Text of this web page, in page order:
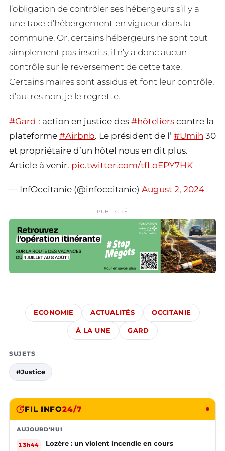
l’obligation de contrôler ses hébergeurs s’il y a
une taxe d’hébergement en vigueur dans la
commune. Or, certains hébergeurs ne sont tout
simplement pas inscrits, il n’y a donc aucun
contrôle sur le reversement de cette taxe.
Certains maires sont assidus et font leur contrôle,
d’autres non, je le regrette.
#Gard : action en justice des #hôteliers contre la
plateforme #Airbnb. Le président de l’ #Umih 30
et propriétaire d’un hôtel nous en dit plus.
Article à venir. pic.twitter.com/tfLoEPY7HK
— InfOccitanie (@infoccitanie) August 2, 2024
PUBLICITÉ
ECONOMIE ACTUALITÉS OCCITANIE
À LA UNE GARD
SUJETS
#Justice
FIL INFO24/7
AUJOURD'HUI
13h44 Lozère : un violent incendie en cours